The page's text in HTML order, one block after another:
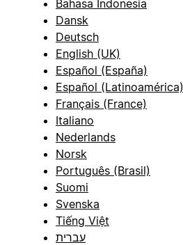
Bahasa Indonesia
Dansk
Deutsch
English (UK)
Español (España)
Español (Latinoamérica)
Français (France)
Italiano
Nederlands
Norsk
Português (Brasil)
Suomi
Svenska
Tiếng Việt
עברית